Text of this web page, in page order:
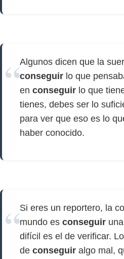
Algunos dicen que la
conseguir lo que
en conseguir lo que
tienes, debes ser lo
para ver que eso es lo
haber conocido.
Si eres un reportero, la
mundo es conseguir
difícil es el de verificar.
de conseguir algo mal,